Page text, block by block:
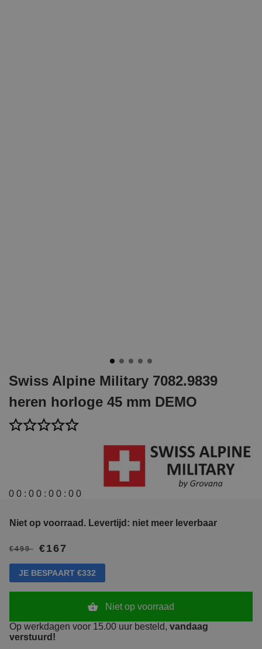
Swiss Alpine Military 7082.9839
heren horloge 45 mm DEMO
0 0 : 0 0 : 0 0 : 0 0
Niet op voorraad. Levertijd: niet meer leverbaar
€499 €167
JE BESPAART €332
Niet op voorraad
Op werkdagen voor 15.00 uur besteld, vandaag
verstuurd!